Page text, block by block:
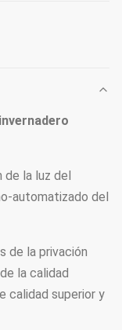
de la luz del
automatizado del
de la privación
la calidad
calidad superior y